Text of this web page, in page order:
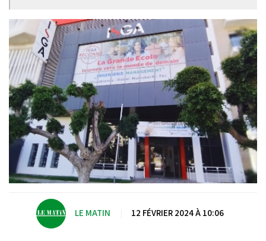
LE MATIN 12 FÉVRIER 2024 À 10:06